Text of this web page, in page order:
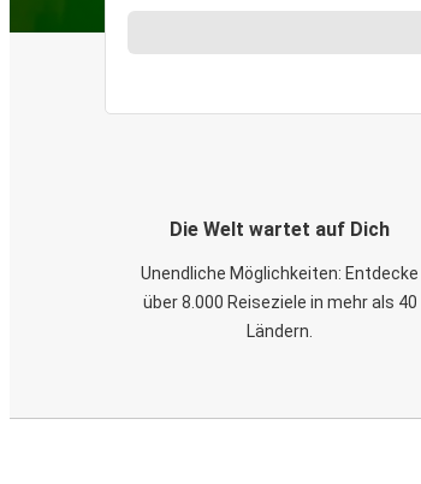
Die Welt wartet auf Dich
Unendliche Möglichkeiten: Entdecke
über 8.000 Reiseziele in mehr als 40
Ländern.